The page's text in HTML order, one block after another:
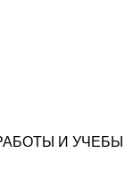
И УЧЕБЫ